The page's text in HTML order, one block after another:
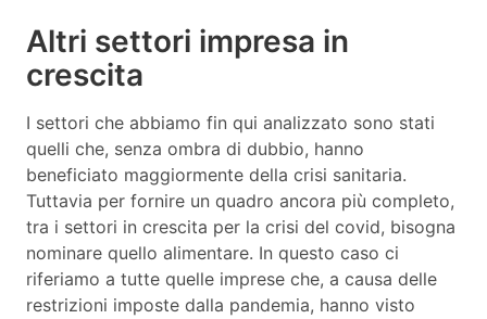
Altri settori impresa in
crescita
I settori che abbiamo fin qui analizzato sono stati
quelli che, senza ombra di dubbio, hanno
beneficiato maggiormente della crisi sanitaria.
Tuttavia per fornire un quadro ancora più completo,
tra i settori in crescita per la crisi del covid, bisogna
nominare quello alimentare. In questo caso ci
riferiamo a tutte quelle imprese che, a causa delle
restrizioni imposte dalla pandemia, hanno visto